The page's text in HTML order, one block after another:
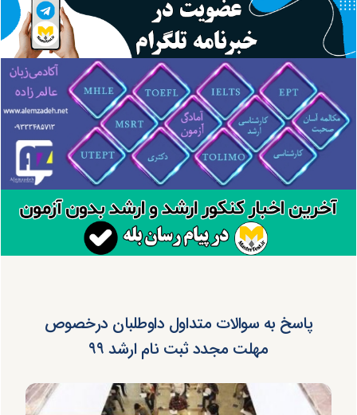
پاسخ به سوالات متداول داوطلبان درخصوص
مهلت مجدد ثبت نام ارشد ۹۹